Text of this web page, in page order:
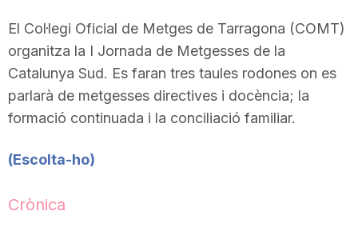
El Col·legi Oficial de Metges de Tarragona (COMT)
organitza la I Jornada de Metgesses de la
Catalunya Sud. Es faran tres taules rodones on es
parlarà de metgesses directives i docència; la
formació continuada i la conciliació familiar.
(Escolta-ho)
Crònica